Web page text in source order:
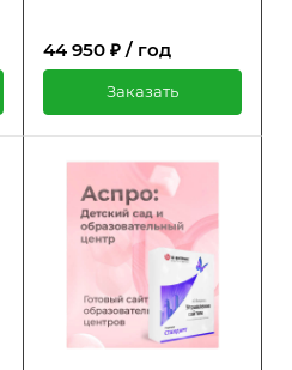
стоимости оригинальной
обновлениями и
технической поддержкой.
44 950 ₽ / год
Заказать